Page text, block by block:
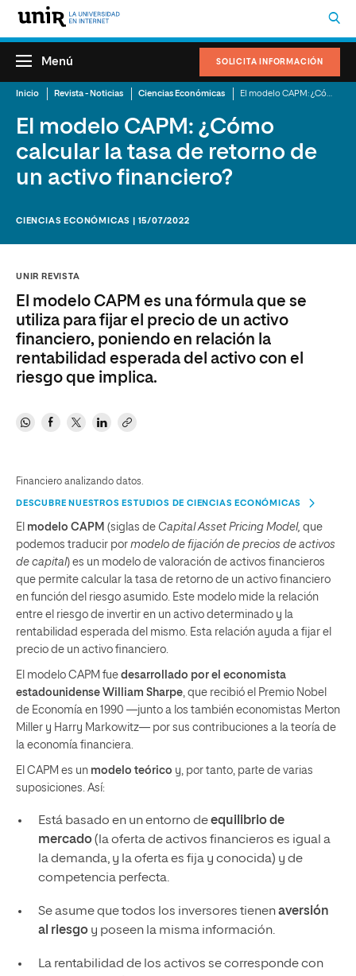
SOLICITA INFORMACIÓN
Menú
Inicio Revista - Noticias Ciencias Económicas
El modelo CAPM: ¿Cómo
calcular la tasa de retorno de
un activo financiero?
CIENCIAS ECONÓMICAS | 15/07/2022
UNIR REVISTA
El modelo CAPM es una fórmula que se
utiliza para fijar el precio de un activo
financiero, poniendo en relación la
rentabilidad esperada del activo con el
riesgo que implica.
Financiero analizando datos.
DESCUBRE NUESTROS ESTUDIOS DE CIENCIAS ECONÓMICAS
El modelo CAPM (siglas de Capital Asset Pricing Model, que
podemos traducir por modelo de fijación de precios de activos
de capital) es un modelo de valoración de activos financieros
que permite calcular la tasa de retorno de un activo financiero
en función del riesgo asumido. Este modelo mide la relación
entre el riesgo de invertir en un activo determinado y la
rentabilidad esperada del mismo. Esta relación ayuda a fijar el
precio de un activo financiero.
El modelo CAPM fue desarrollado por el economista
estadounidense William Sharpe, que recibió el Premio Nobel
de Economía en 1990 —junto a los también economistas Merton
Miller y Harry Markowitz— por sus contribuciones a la teoría de
la economía financiera.
El CAPM es un modelo teórico y, por tanto, parte de varias
suposiciones. Así:
Está basado en un entorno deequilibrio de
mercado(la oferta de activos financieros es igual a
la demanda, y la oferta es fija y conocida) y de
competencia perfecta.
Se asume que todos los inversores tienenaversión
al riesgoy poseen la misma información.
La rentabilidad de los activos se corresponde con